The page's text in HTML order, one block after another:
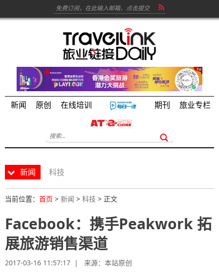
新闻 原创 在线培训 期刊 旅业专栏
新闻 科技
当前位置： 首页 > 新闻 > 科技 > 正文
Facebook：携手Peakwork 拓
展旅游销售渠道
2017-03-16 11:57:17 | 来源： 本站原创